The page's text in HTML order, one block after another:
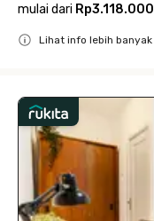
mulai dari Rp3.118.000
Lihat info lebih banyak